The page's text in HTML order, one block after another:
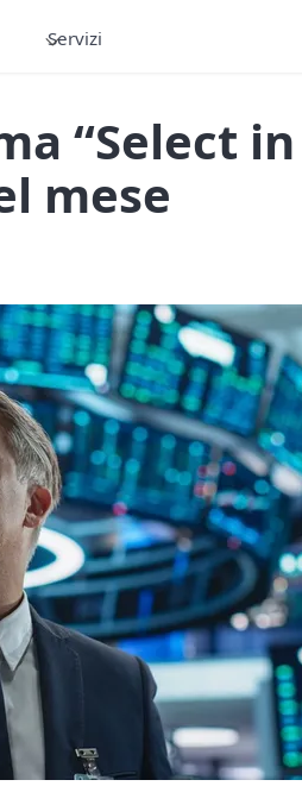
Servizi
“Select
mese